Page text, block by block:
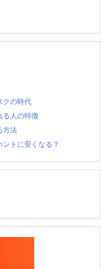
クの時代
る人の特徴
方法
ントに安くなる？